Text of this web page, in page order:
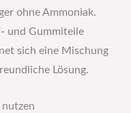
ohne Ammoniak.
und Gummiteile
sich eine Mischung
Lösung.